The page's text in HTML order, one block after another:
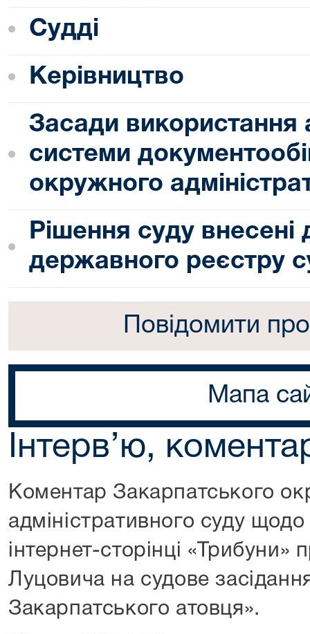
Судді
Керівництво
Засади використання
системи
окружного
Рішення суду
державного реєстру
Повідомити
Мапа
Інтерв’ю,
Коментар Закарпатського
адміністративного суду
інтернет-сторінці «Трибуни»
Луцовича на судове
Закарпатського атовця».